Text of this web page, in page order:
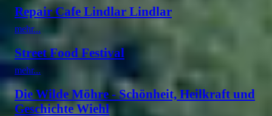
Repair Cafe Lindlar Lindlar
mehr...
Street Food Festival
mehr...
Die Wilde Möhre - Schönheit, Heilkraft und
Geschichte Wiehl